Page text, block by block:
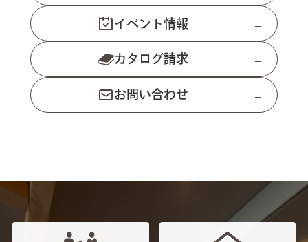
イベント情報
カタログ請求
お問い合わせ